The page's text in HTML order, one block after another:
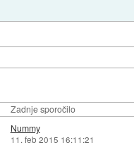
Zadnje sporočilo
Nummy
11. feb 2015 16:11:21